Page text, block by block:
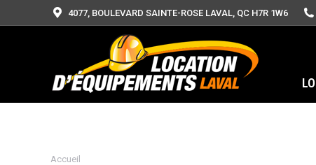
4077, BOULEVARD SAINTE-ROSE LAVAL, QC H7R 1W6
Vous êtes ici :
Accueil